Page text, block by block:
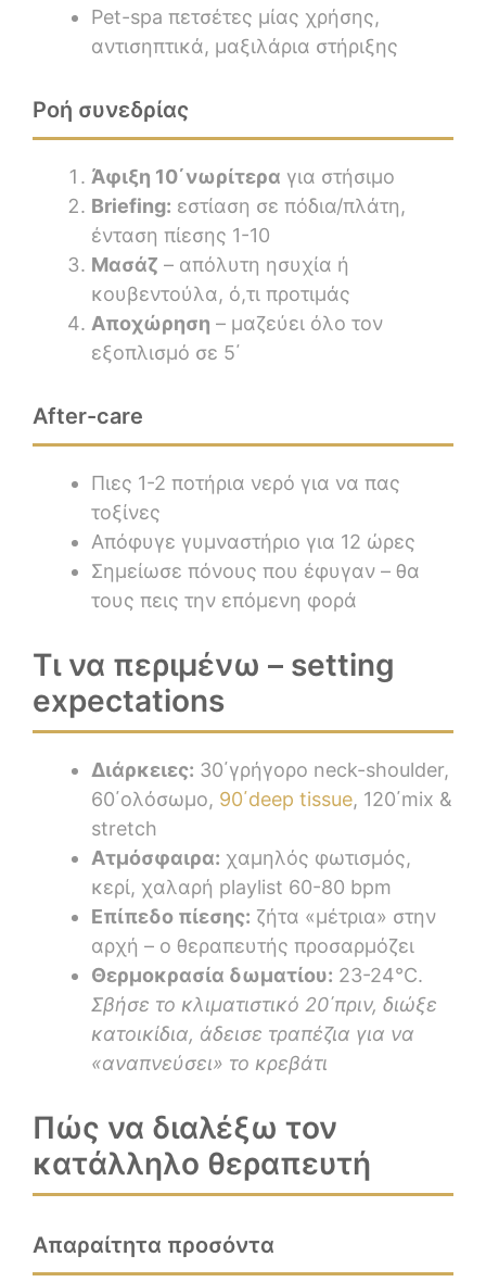
Pet-spa πετσέτες μίας χρήσης,
αντισηπτικά, μαξιλάρια στήριξης
Ροή συνεδρίας
Άφιξη 10΄νωρίτερα για στήσιμο
Briefing: εστίαση σε πόδια/πλάτη,
ένταση πίεσης 1-10
Μασάζ – απόλυτη ησυχία ή
κουβεντούλα, ό,τι προτιμάς
Αποχώρηση – μαζεύει όλο τον
εξοπλισμό σε 5΄
After-care
Πιες 1-2 ποτήρια νερό για να πας
τοξίνες
Απόφυγε γυμναστήριο για 12 ώρες
Σημείωσε πόνους που έφυγαν – θα
τους πεις την επόμενη φορά
Τι να περιμένω – setting
expectations
Διάρκειες: 30΄γρήγορο neck-shoulder,
60΄ολόσωμο, 90΄deep tissue, 120΄mix &
stretch
Ατμόσφαιρα: χαμηλός φωτισμός,
κερί, χαλαρή playlist 60-80 bpm
Επίπεδο πίεσης: ζήτα «μέτρια» στην
αρχή – ο θεραπευτής προσαρμόζει
Θερμοκρασία δωματίου: 23-24°C.
Σβήσε το κλιματιστικό 20΄πριν, διώξε
κατοικίδια, άδεισε τραπέζια για να
«αναπνεύσει» το κρεβάτι
Πώς να διαλέξω τον
κατάλληλο θεραπευτή
Απαραίτητα προσόντα